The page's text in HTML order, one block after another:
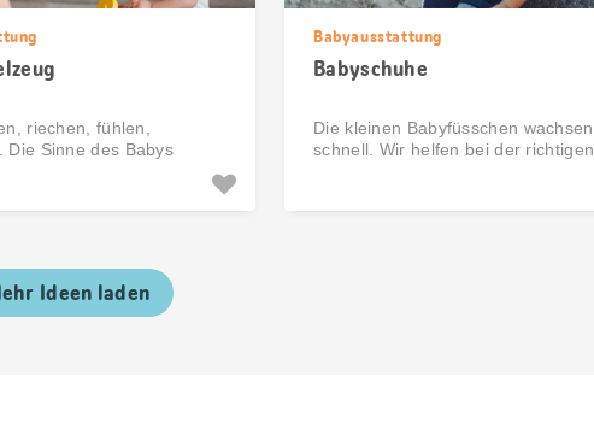
riechen, fühlen,
Die Sinne des Babys
Babyausstattung
Babyschuhe
Die kleinen Babyfüsschen wachsen
schnell. Wir helfen bei der richtigen
Ideen laden